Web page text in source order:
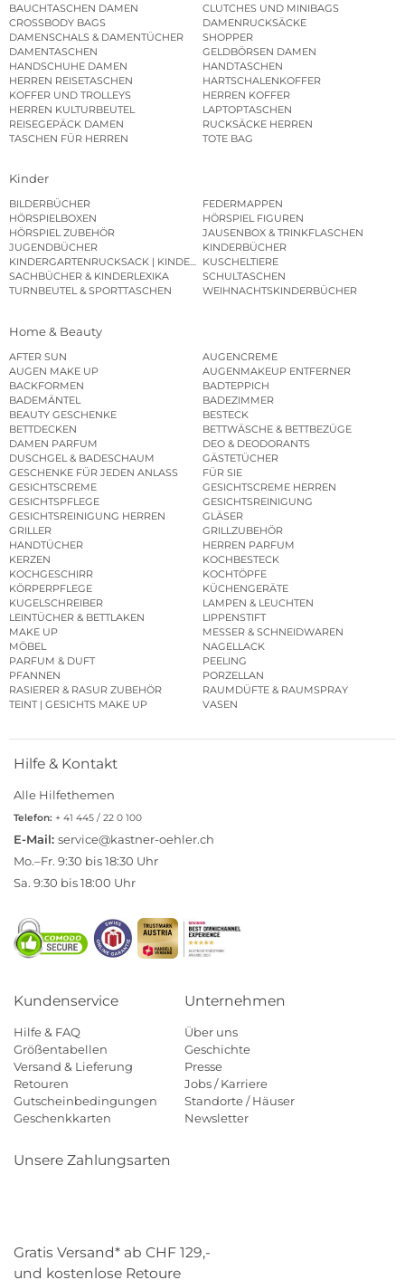
BAUCHTASCHEN DAMEN
CLUTCHES UND MINIBAGS
CROSSBODY BAGS
DAMENRUCKSÄCKE
DAMENSCHALS & DAMENTÜCHER
SHOPPER
DAMENTASCHEN
GELDBÖRSEN DAMEN
HANDSCHUHE DAMEN
HANDTASCHEN
HERREN REISETASCHEN
HARTSCHALENKOFFER
KOFFER UND TROLLEYS
HERREN KOFFER
HERREN KULTURBEUTEL
LAPTOPTASCHEN
REISEGEPÄCK DAMEN
RUCKSÄCKE HERREN
TASCHEN FÜR HERREN
TOTE BAG
Kinder
BILDERBÜCHER
FEDERMAPPEN
HÖRSPIELBOXEN
HÖRSPIEL FIGUREN
HÖRSPIEL ZUBEHÖR
JAUSENBOX & TRINKFLASCHEN
JUGENDBÜCHER
KINDERBÜCHER
KINDERGARTENRUCKSACK | KINDERGARTENBEUTEL
KUSCHELTIERE
SACHBÜCHER & KINDERLEXIKA
SCHULTASCHEN
TURNBEUTEL & SPORTTASCHEN
WEIHNACHTSKINDERBÜCHER
Home & Beauty
AFTER SUN
AUGENCREME
AUGEN MAKE UP
AUGENMAKEUP ENTFERNER
BACKFORMEN
BADTEPPICH
BADEMÄNTEL
BADEZIMMER
BEAUTY GESCHENKE
BESTECK
BETTDECKEN
BETTWÄSCHE & BETTBEZÜGE
DAMEN PARFUM
DEO & DEODORANTS
DUSCHGEL & BADESCHAUM
GÄSTETÜCHER
GESCHENKE FÜR JEDEN ANLASS
FÜR SIE
GESICHTSCREME
GESICHTSCREME HERREN
GESICHTSPFLEGE
GESICHTSREINIGUNG
GESICHTSREINIGUNG HERREN
GLÄSER
GRILLER
GRILLZUBEHÖR
HANDTÜCHER
HERREN PARFUM
KERZEN
KOCHBESTECK
KOCHGESCHIRR
KOCHTÖPFE
KÖRPERPFLEGE
KÜCHENGERÄTE
KUGELSCHREIBER
LAMPEN & LEUCHTEN
LEINTÜCHER & BETTLAKEN
LIPPENSTIFT
MAKE UP
MESSER & SCHNEIDWAREN
MÖBEL
NAGELLACK
PARFUM & DUFT
PEELING
PFANNEN
PORZELLAN
RASIERER & RASUR ZUBEHÖR
RAUMDÜFTE & RAUMSPRAY
TEINT | GESICHTS MAKE UP
VASEN
Hilfe & Kontakt
Alle Hilfethemen
Telefon: + 41 445 / 22 0 100
E-Mail: service@kastner-oehler.ch
Mo.–Fr. 9:30 bis 18:30 Uhr
Sa. 9:30 bis 18:00 Uhr
Kundenservice
Hilfe & FAQ
Größentabellen
Versand & Lieferung
Retouren
Gutscheinbedingungen
Geschenkkarten
Unternehmen
Über uns
Geschichte
Presse
Jobs / Karriere
Standorte / Häuser
Newsletter
Unsere Zahlungsarten
Gratis Versand* ab CHF 129,-
und kostenlose Retoure